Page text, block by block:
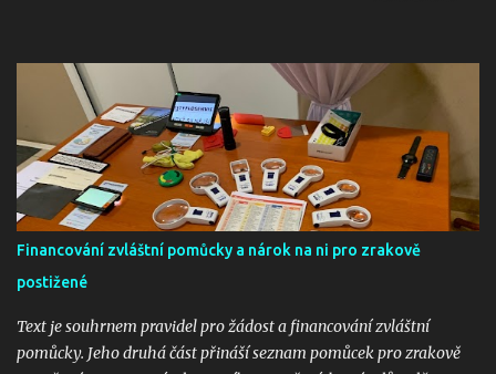
definovanou velikost, vzájemnou vzdálenost a polohu tak, aby vše
odpovídalo fyziologii hmatového vnímání. Písmo je tištěno
reliéfně, a tak je čitelné hmatem. Bodovým písmem jsou tištěny
knihy a časopisy. Písmo je dnes rozšířeno po celém světě a jeho
využití je všestranné. Vedle písmen a číslic je možné zaznamenat
interpunkční znaménka, značky matematické, fyzikální, chemické
a astronomické, ale také celý systém notového zápisu nebo
šachovou notaci. Bodové písmo je využíváno i při práci s
počítačem, kdy se na tzv. braillském řádku objevují informace z
Financování zvláštní pomůcky a nárok na ni pro zrakově
postižené
Text je souhrnem pravidel pro žádost a financování zvláštní
pomůcky. Jeho druhá část přináší seznam pomůcek pro zrakově